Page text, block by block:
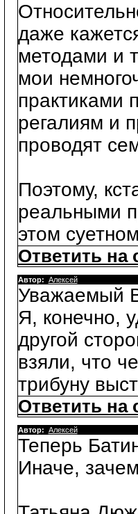
даже
методами и
мои
практиками
регалиям и
проводят
Поэтому,
реальными
этом
Ответить на
Автор: Алексей
Уважаемый
Я, конечно,
другой
взяли, что
трибуну
Ответить на
Автор: Алексей
Теперь
Иначе,